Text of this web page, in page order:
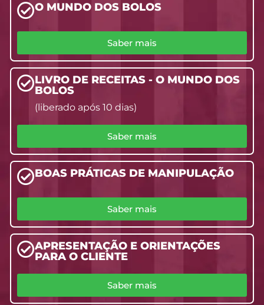
O MUNDO DOS BOLOS
Saber mais
LIVRO DE RECEITAS - O MUNDO DOS
BOLOS
(liberado após 10 dias)
Saber mais
BOAS PRÁTICAS DE MANIPULAÇÃO
Saber mais
APRESENTAÇÃO E ORIENTAÇÕES
PARA O CLIENTE
Saber mais